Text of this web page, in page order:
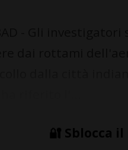
🔐 Sblocca